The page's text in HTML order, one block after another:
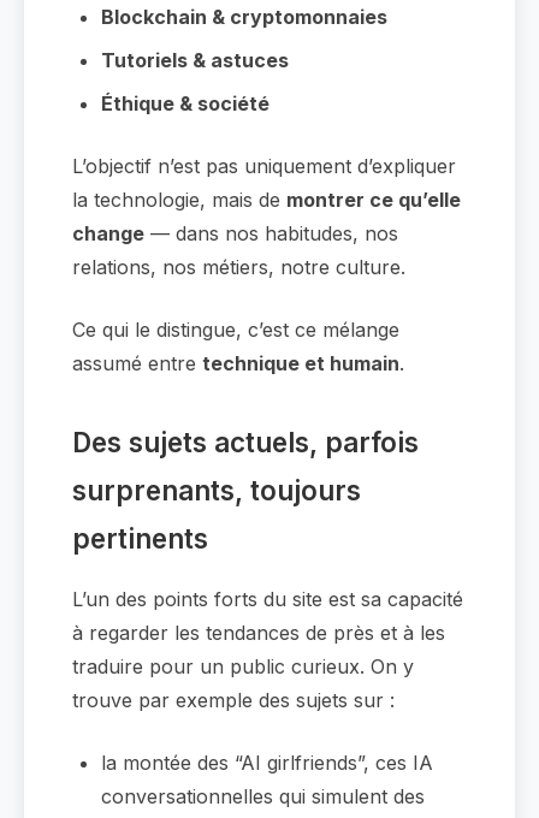
Blockchain & cryptomonnaies
Tutoriels & astuces
Éthique & société
L’objectif n’est pas uniquement d’expliquer
la technologie, mais de montrer ce qu’elle
change — dans nos habitudes, nos
relations, nos métiers, notre culture.
Ce qui le distingue, c’est ce mélange
assumé entre technique et humain.
Des sujets actuels, parfois
surprenants, toujours
pertinents
L’un des points forts du site est sa capacité
à regarder les tendances de près et à les
traduire pour un public curieux. On y
trouve par exemple des sujets sur :
la montée des “AI girlfriends”, ces IA
conversationnelles qui simulent des